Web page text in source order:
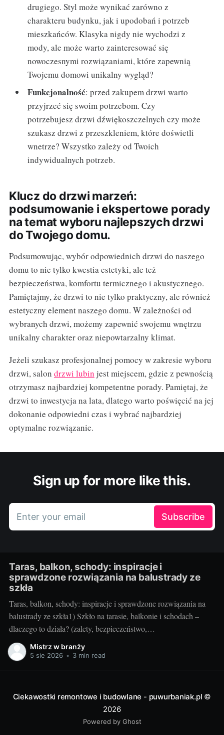
drugiego. Styl może wynikać zarówno z
charakteru budynku, jak i upodobań i potrzeb
mieszkańców. Klasyka nigdy nie wychodzi z
mody, ale może warto zainteresować się
nowoczesnymi rozwiązaniami, które zapewnią
Twojemu domowi unikalny wygląd?
Funkcjonalność: przed zakupem drzwi warto
przyjrzeć się swoim potrzebom. Czy
potrzebujesz drzwi dźwiękoszczelnych czy może
szukasz drzwi z przeszkleniem, które doświetli
wnetrze? Wszystko zależy od Twoich
indywidualnych potrzeb.
Klucz do drzwi marzeń:
podsumowanie i ekspertowe porady
na temat wyboru najlepszych drzwi
do Twojego domu.
Podsumowując, wybór odpowiednich drzwi do naszego
domu to nie tylko kwestia estetyki, ale też
bezpieczeństwa, komfortu termicznego i akustycznego.
Pamiętajmy, że drzwi to nie tylko praktyczny, ale również
estetyczny element naszego domu. W zależności od
wybranych drzwi, możemy zapewnić swojemu wnętrzu
unikalny charakter oraz niepowtarzalny klimat.
Jeżeli szukasz profesjonalnej pomocy w zakresie wyboru
drzwi, salon drzwi lubin jest miejscem, gdzie z pewnością
otrzymasz najbardziej kompetentne porady. Pamiętaj, że
drzwi to inwestycja na lata, dlatego warto poświęcić na jej
dokonanie odpowiedni czas i wybrać najbardziej
optymalne rozwiązanie.
Sign up for more like this.
Enter your email Subscribe
Taras, balkon, schody: inspiracje i
sprawdzone rozwiązania na balustrady ze
szkła
Taras, balkon, schody: inspiracje i sprawdzone rozwiązania na
balustrady ze szkła1) Szkło na tarasie, balkonie i schodach –
dlaczego to działa? (zalety, bezpieczeństwo,
inspiracje)Balustrady szklane to przepis na lekką, jasną i
elegancką przestrzeń. Na tarasie i balkonie nie odcinają widoku,
Mistrz w branży
5 sie 2026 • 3 min read
Ciekawostki remontowe i budowlane - puwurbaniak.pl ©
2026
Powered by Ghost